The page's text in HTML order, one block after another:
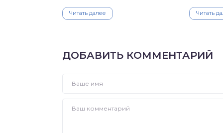
Читать далее Читать
ДОБАВИТЬ КОММЕНТАРИЙ